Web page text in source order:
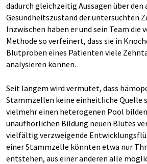
dadurch gleichzeitig Aussagen über
Gesundheitszustand der untersuchten
Inzwischen haben er und sein Team die
Methode so verfeinert, dass sie in
Blutproben eines Patienten viele
analysieren können.
Seit langem wird vermutet, dass
Stammzellen keine einheitliche Quelle
vielmehr einen heterogenen Pool
unaufhörlichen Bildung neuen Blutes
vielfältig verzweigende
einer Stammzelle könnten etwa nur
entstehen, aus einer anderen alle